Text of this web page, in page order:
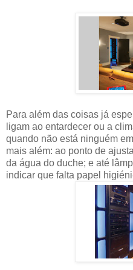
Para além das coisas já
ligam ao entardecer ou a
quando não está ninguém
mais além: ao ponto de
da água do duche; e até
indicar que falta papel